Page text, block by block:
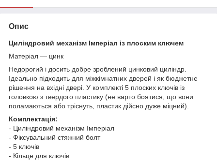
Опис
Циліндровий механізм Імперіал із плоским ключем
Матеріал — цинк
Недорогий і досить добре зроблений цинковий циліндр.
Ідеально підходить для міжкімнатних дверей і як бюджетне
рішення на вхідні двері. У комплекті 5 плоских ключів із
головкою з твердого пластику (не варто боятися, що вони
поламаються або тріснуть, пластик дійсно дуже міцний).
Комплектація:
- Циліндровий механізм Імперіал
- Фіксувальний стяжний болт
- 5 ключів
- Кільце для ключів